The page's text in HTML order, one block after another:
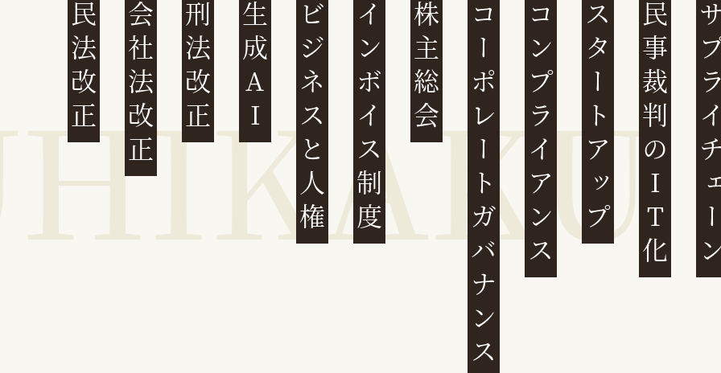
民法改正 会社法改正 刑法改正 生成AI ビジネスと人権インボイス制度 株主総会 コーポレートガバナンスコンプライアンススタートアップ民事裁判のIT化サプラ